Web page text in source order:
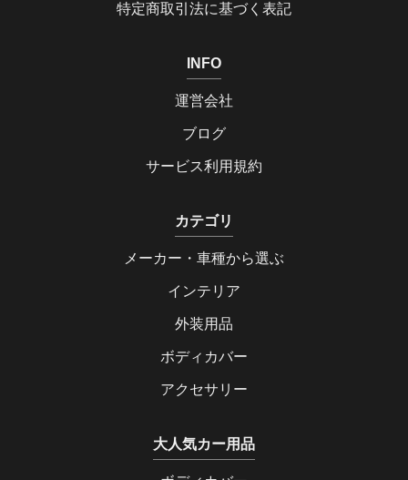
特定商取引法に基づく表記
INFO
運営会社
ブログ
サービス利用規約
カテゴリ
メーカー・車種から選ぶ
インテリア
外装用品
ボディカバー
アクセサリー
大人気カー用品